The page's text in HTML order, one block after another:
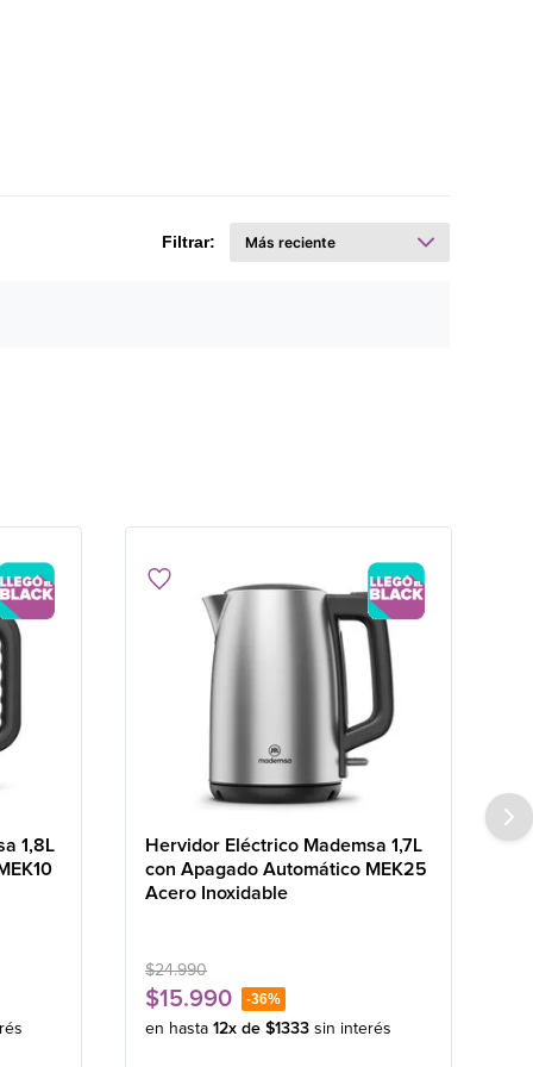
Filtrar:
1,8L
Hervidor Eléctrico Mademsa 1,7L
con Apagado Automático MEK25
Acero Inoxidable
$24.990
$15.990 -36%
en hasta 12x de $1333 sin interés